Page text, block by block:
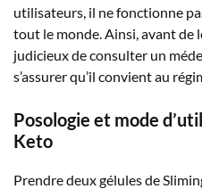
utilisateurs, il ne fonctionne
tout le monde. Ainsi, avant de
judicieux de consulter un
s’assurer qu’il convient au
Posologie et mode
Keto
Prendre deux gélules de